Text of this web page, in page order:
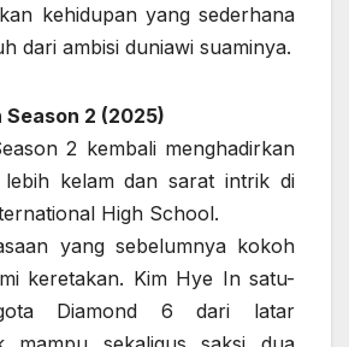
kehidupan yang sederhana
dari ambisi duniawi suaminya.
Season 2 (2025)
2 kembali menghadirkan
lebih kelam dan sarat intrik di
High School.
yang sebelumnya kokoh
keretakan. Kim Hye In satu-
Diamond 6 dari latar